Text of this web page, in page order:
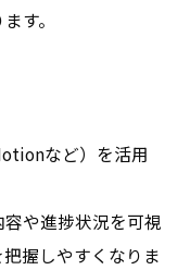
す。
など）を活用
や進捗状況を可視
握しやすくなりま